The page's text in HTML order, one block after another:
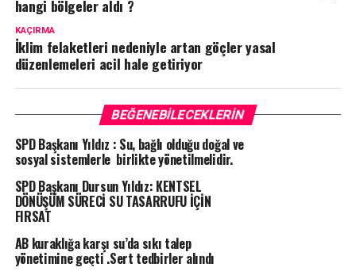
hangi bölgeler aldı ?
KAÇIRMA
İklim felaketleri nedeniyle artan göçler yasal
düzenlemeleri acil hale getiriyor
BEĞENEBILECEKLERIN
SPD Başkanı Yıldız : Su, bağlı olduğu doğal ve
sosyal sistemlerle birlikte yönetilmelidir.
SPD Başkanı Dursun Yıldız: KENTSEL
DÖNÜŞÜM SÜRECİ SU TASARRUFU İÇİN
FIRSAT
AB kuraklığa karşı su’da sıkı talep
yönetimine geçti .Sert tedbirler alındı